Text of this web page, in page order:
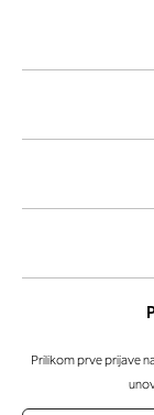
Prilikom prve prijave